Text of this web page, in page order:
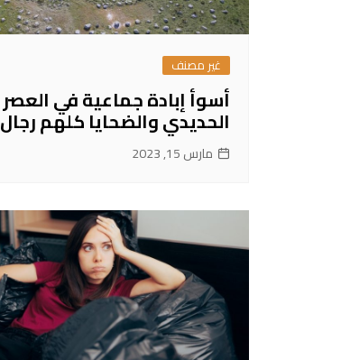
غير مصنف
أسوأ إبادة جماعية في العصر
الحديدي والضحايا كلهم رجال
مارس 15, 2023